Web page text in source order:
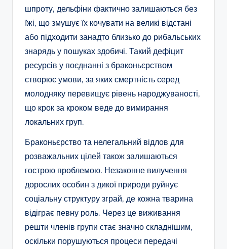
шпроту, дельфіни фактично залишаються без
їжі, що змушує їх кочувати на великі відстані
або підходити занадто близько до рибальських
знарядь у пошуках здобичі. Такий дефіцит
ресурсів у поєднанні з браконьєрством
створює умови, за яких смертність серед
молодняку перевищує рівень народжуваності,
що крок за кроком веде до вимирання
локальних груп.
Браконьєрство та нелегальний відлов для
розважальних цілей також залишаються
гострою проблемою. Незаконне вилучення
дорослих особин з дикої природи руйнує
соціальну структуру зграй, де кожна тварина
відіграє певну роль. Через це виживання
решти членів групи стає значно складнішим,
оскільки порушуються процеси передачі